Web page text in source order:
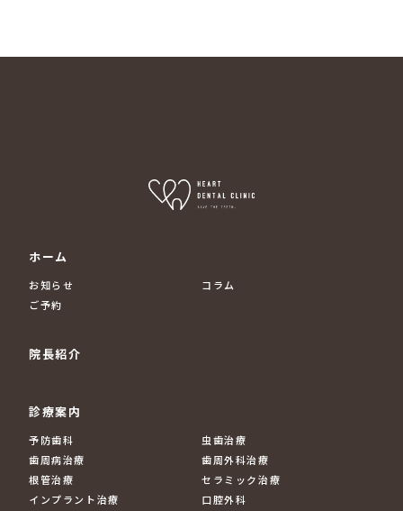
ホーム
お知らせ
コラム
ご予約
院長紹介
診療案内
予防歯科
虫歯治療
歯周病治療
歯周外科治療
根管治療
セラミック治療
インプラント治療
口腔外科